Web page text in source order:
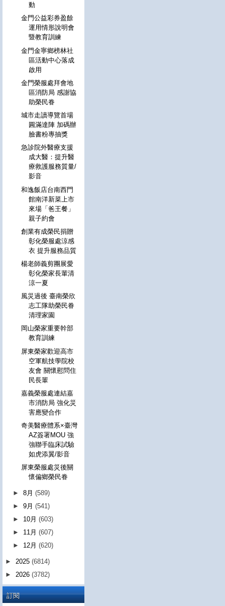
動
金門公益彩券盈餘
運用情形說明會
暨教育訓練
金門金寧鄉榜林社
區活動中心落成
啟用
金門榮服處拜會地
區消防局 感謝協
助榮民眷
城市走讀導覽首場
圓滿達陣 加碼辦
臉書粉專抽獎
急診院外醫療支援
成大醫：提升醫
療救護服務質量/
影音
和逸飯店台南西門
館南洋新菜上市
來場「爸王餐」
親子約會
創業有成榮民捐贈
彰化榮服處涼感
衣 提升服務品質
楊老師義剪團展愛
彰化榮家長輩清
涼一夏
風災過後 臺南榮欣
志工隊助榮民眷
清理家園
岡山榮家重要幹部
教育訓練
屏東榮家歡迎高市
空軍航技學院校
友會 關懷慰問住
民長輩
嘉義榮服處連結嘉
市消防局 強化災
害應變合作
奇美醫療體系×臺灣
AZ簽署MOU 強
強聯手臨床試驗
如虎添翼/影音
屏東榮服處災後關
懷偏鄉榮民眷
►8月(589)
►9月(541)
► 10月(603)
► 11月(607)
► 12月(620)
► 2025 (6814)
► 2026 (3782)
訂閱